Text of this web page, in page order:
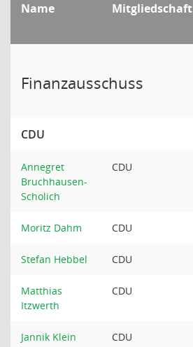
Name Mitgliedschaft
Finanzausschuss
CDU
Annegret
Bruchhausen-
Scholich
CDU
Moritz Dahm CDU
Stefan Hebbel CDU
Matthias
Itzwerth
CDU
Jannik Klein CDU